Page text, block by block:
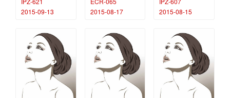
2015-09-13
2015-08-17
2015-08-15